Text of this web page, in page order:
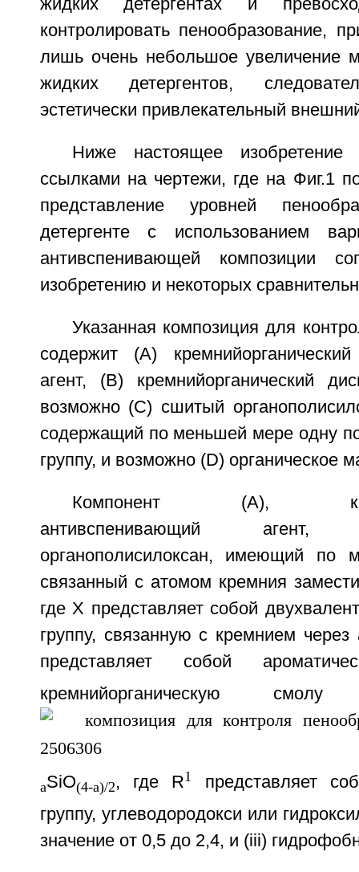
жидких детергентах и
контролировать пенообразование,
лишь очень небольшое увеличение
жидких детергентов,
эстетически привлекательный
Ниже настоящее
ссылками на чертежи, где на Фиг.1
представление уровней
детергенте с использованием
антивспенивающей композиции
изобретению и некоторых
Указанная композиция для
содержит (А)
агент, (В) кремнийорганический
возможно (С) сшитый
содержащий по меньшей мере одну
группу, и возможно (D) органическое
Компонент (А),
антивспенивающий
органополисилоксан, имеющий по
связанный с атомом кремния
где X представляет собой
группу, связанную с кремнием
представляет собой
кремнийорганическую
aSiO(4-a)/2, где R1
представляет
группу, углеводородокси или
значение от 0,5 до 2,4, и (iii)